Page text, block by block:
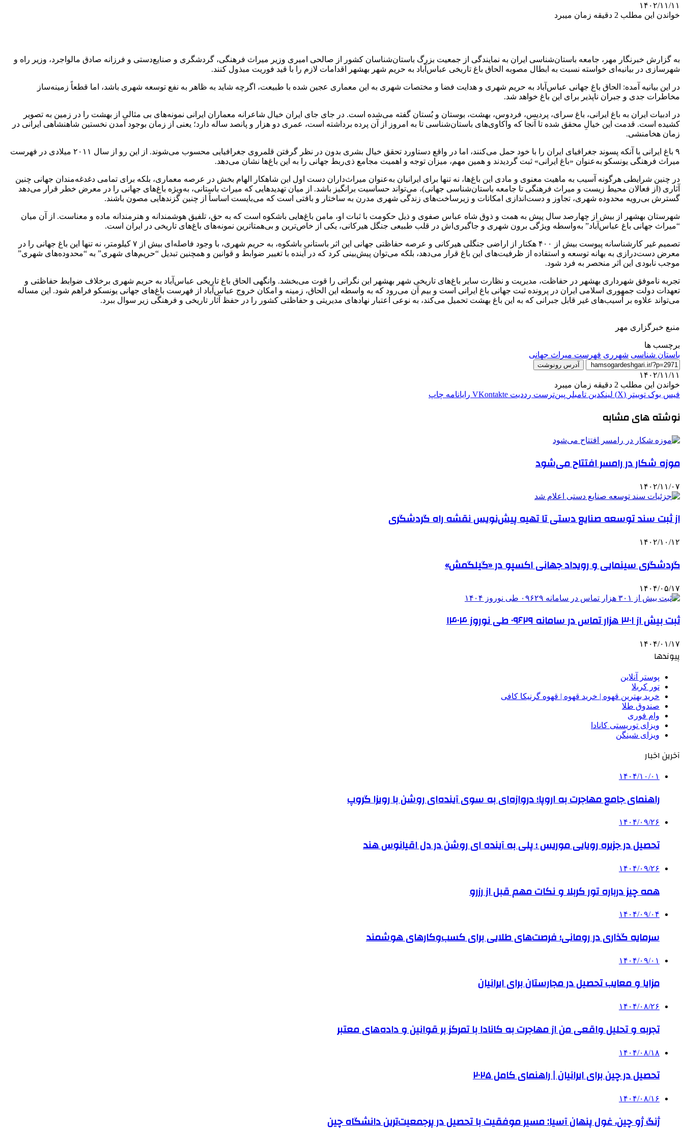
۱۴۰۲/۱۱/۱۱
خواندن این مطلب 2 دقیقه زمان میبرد
به گزارش خبرنگار مهر، جامعه باستان‌شناسی ایران به نمایندگی از جمعیت بزرگ باستان‌شناسان کشور از صالحی امیری وزیر میراث فرهنگی، گردشگری و صنایع‌دستی و فرزانه صادق مالواجرد، وزیر راه و
شهرسازی در بیانیه‌ای خواسته نسبت به ابطال مصوبه الحاق باغ تاریخی عباس‌آباد به حریم شهر بهشهر اقدامات لازم را با قید فوریت مبذول کنند.
در این بیانیه آمده: الحاق باغ جهانی عباس‌آباد به حریم شهری و هدایت فضا و مختصات شهری به این معماری عجین شده با طبیعت، اگرچه شاید به ظاهر به نفع توسعه شهری باشد، اما قطعاً زمینه‌ساز
مخاطرات جدی و جبران ناپذیر برای این باغ خواهد شد.
در ادبیات ایران به باغ ایرانی، باغ سرای، پردیس، فردوس، بهشت، بوستان و بُستان گفته می‌شده است. در جای جای ایران خیال شاعرانه معماران ایرانی نمونه‌های بی مثالی از بهشت را در زمین به تصویر
کشیده است. قدمت این خیالِ محقق شده تا آنجا که واکاوی‌های باستان‌شناسی تا به امروز از آن پرده برداشته است، عمری دو هزار و پانصد ساله دارد؛ یعنی از زمان بوجود آمدن نخستین شاهنشاهی ایرانی در
زمان هخامنشی.
۹ باغ ایرانی با آنکه پسوند جغرافیای ایران را با خود حمل می‌کنند، اما در واقع دستاورد تحقق خیال بشری بدون در نظر گرفتن قلمروی جغرافیایی محسوب می‌شوند. از این رو از سال ۲۰۱۱ میلادی در فهرست
میراث فرهنگی یونسکو به‌عنوان «باغ ایرانی» ثبت گردیدند و همین مهم، میزان توجه و اهمیت مجامع ذی‌ربط جهانی را به این باغ‌ها نشان می‌دهد.
در چنین شرایطی هرگونه آسیب به ماهیت معنوی و مادی این باغ‌ها، نه تنها برای ایرانیان به‌عنوان میراث‌داران دست اول این شاهکار الهام بخش در عرصه معماری، بلکه برای تمامی دغدغه‌مندان جهانی چنین
آثاری (از فعالان محیط زیست و میراث فرهنگی تا جامعه باستان‌شناسی جهانی)، می‌تواند حساسیت برانگیز باشد. از میان تهدیدهایی که میراث باستانی، به‌ویژه باغ‌های جهانی را در معرض خطر قرار می‌دهد
گسترش بی‌رویه محدوده شهری، تجاوز و دست‌اندازی امکانات و زیرساخت‌های زندگی شهری مدرن به ساختار و بافتی است که می‌بایست اساساً از چنین گزندهایی مصون باشند.
شهرستان بهشهر از بیش از چهارصد سال پیش به همت و ذوق شاه عباس صفوی و ذیل حکومت با ثبات او، مامن باغ‌هایی باشکوه است که به حق، تلفیق هوشمندانه و هنرمندانه ماده و معناست. از آن میان
“میراث جهانی باغ عباس‌آباد” به‌واسطه ویژگی برون شهری و جاگیری‌اش در قلب طبیعی جنگل هیرکانی، یکی از خاص‌ترین و بی‌همتاترین نمونه‌های باغ‌های تاریخی در ایران است.
تصمیم غیر کارشناسانه پیوست بیش از ۴۰۰ هکتار از اراضی جنگلی هیرکانی و عرصه حفاظتی جهانی این اثر باستانی باشکوه، به حریم شهری، با وجود فاصله‌ای بیش از ۷ کیلومتر، نه تنها این باغ جهانی را در
معرض دست‌درازی به بهانه توسعه و استفاده از ظرفیت‌های این باغ قرار می‌دهد، بلکه می‌توان پیش‌بینی کرد که در آینده با تغییر ضوابط و قوانین و همچنین تبدیل “حریم‌های شهری” به “محدوده‌های شهری”
موجب نابودی این اثر منحصر به فرد شود.
تجربه ناموفق شهرداری بهشهر در حفاظت، مدیریت و نظارت سایر باغ‌های تاریخی شهر بهشهر این نگرانی را قوت می‌بخشد. وانگهی الحاق باغ تاریخی عباس‌آباد به حریم شهری برخلاف ضوابط حفاظتی و
تعهدات دولت جمهوری اسلامی ایران در پرونده ثبت جهانی باغ ایرانی است و بیم آن می‌رود که به واسطه این الحاق، زمینه و امکان خروج عباس‌آباد از فهرست باغ‌های جهانی یونسکو فراهم شود. این مساله
می‌تواند علاوه بر آسیب‌های غیر قابل جبرانی که به این باغ بهشت تحمیل می‌کند، به نوعی اعتبار نهادهای مدیریتی و حفاظتی کشور را در حفظ آثار تاریخی و فرهنگی زیر سوال ببرد.
منبع خبرگزاری مهر
برچسب ها
باستان شناسی شهرری فهرست میراث جهانی
آدرس رونوشت
۱۴۰۲/۱۱/۱۱
خواندن این مطلب 2 دقیقه زمان میبرد
فیس بوک توییتر (X) لینکدین ‫تامبلر ‫پین‌ترست ‫رددیت ‫VKontakte رایانامه چاپ
نوشته های مشابه
موزه شکار در رامسر افتتاح می‌شود
۱۴۰۲/۱۱/۰۷
از ثبت سند توسعه صنایع دستی تا تهیه پیش‌نویس نقشه راه گردشگری
۱۴۰۲/۱۰/۱۲
گردشگری سینمایی و رویداد جهانی اکسپو در «گیلگمش»
۱۴۰۴/۰۵/۱۷
ثبت بیش از ۳۰۱ هزار تماس در سامانه ۰۹۶۲۹ طی نوروز ۱۴۰۴
۱۴۰۴/۰۱/۱۷
پیوندها
پوستر آنلاین
تور کربلا
خرید بهترین قهوه | خرید قهوه | قهوه گرنیکا کافی
صندوق طلا
وام فوری
ویزای توریستی کانادا
ویزای شینگن
آخرین اخبار
۱۴۰۴/۱۰/۰۱
راهنمای جامع مهاجرت به اروپا؛ دروازه‌ای به سوی آینده‌ای روشن با رویزا گروپ
۱۴۰۴/۰۹/۲۶
تحصیل در جزیره رویایی موریس ؛ پلی به آینده ‌ای روشن در دل اقیانوس ‌هند
۱۴۰۴/۰۹/۲۶
همه چیز درباره تور کربلا و نکات مهم قبل از رزرو
۱۴۰۴/۰۹/۰۴
سرمایه گذاری در رومانی؛ فرصت‌های طلایی برای کسب‌وکارهای هوشمند
۱۴۰۴/۰۹/۰۱
مزایا و معایب تحصیل در مجارستان برای ایرانیان
۱۴۰۴/۰۸/۲۶
تجربه و تحلیل واقعی من از مهاجرت به کانادا با تمرکز بر قوانین و داده‌های معتبر
۱۴۰۴/۰۸/۱۸
تحصیل در چین برای ایرانیان | راهنمای کامل ۲۰۲۵
۱۴۰۴/۰۸/۱۶
ژنگ ژو چین، غول پنهان آسیا: مسیر موفقیت با تحصیل در پرجمعیت‌ترین دانشگاه چین